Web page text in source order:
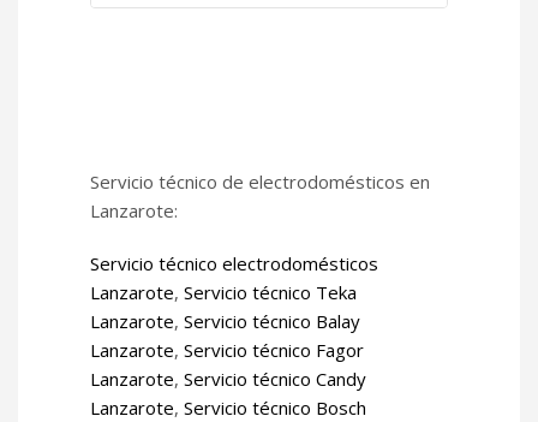
Servicio técnico de electrodomésticos en
Lanzarote:
Servicio técnico electrodomésticos
Lanzarote, Servicio técnico Teka
Lanzarote, Servicio técnico Balay
Lanzarote, Servicio técnico Fagor
Lanzarote, Servicio técnico Candy
Lanzarote, Servicio técnico Bosch